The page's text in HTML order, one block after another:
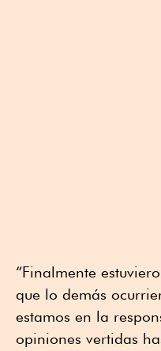
“Finalmente
que lo demás
estamos en la
opiniones vertidas